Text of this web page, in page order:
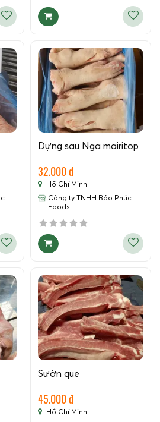
Dựng sau Nga mairitop
32.000 đ
Hồ Chí Minh
Công ty TNHH Bảo Phúc
Foods
Sườn que
45.000 đ
Hồ Chí Minh